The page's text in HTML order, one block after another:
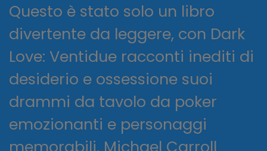
Questo è stato solo un libro
divertente da leggere, con Dark
Love: Ventidue racconti inediti di
desiderio e ossessione suoi
drammi da tavolo da poker
emozionanti e personaggi